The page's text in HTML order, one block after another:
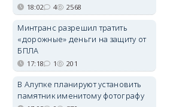
18:02 4 2568
Минтранс разрешил тратить
«дорожные» деньги на защиту от
БПЛА
17:18 1 201
В Алупке планируют установить
памятник именитому фотографу